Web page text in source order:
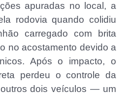
apuradas no local, a
rodovia quando colidiu
carregado com brita
no acostamento devido a
Após o impacto, o
perdeu o controle da
dois veículos — um